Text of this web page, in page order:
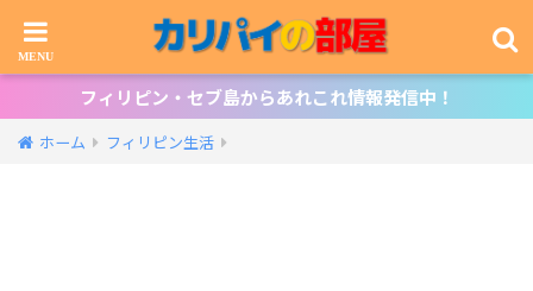
フィリピン・セブ島からあれこれ情報発信中！
ホーム フィリピン生活